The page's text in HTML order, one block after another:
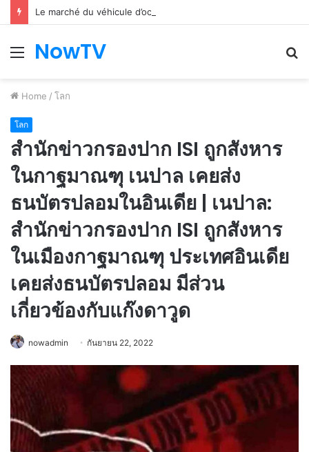
Le marché du véhicule d’occasion en plein essor
Menu
NowTV
Home / โลก
โลก
สำนักข่าวกรองปาก ISI ถูกสังหาร
ในกาฐมาณฑุ เนปาล เคยส่ง
ธนบัตรปลอมในอินเดีย | เนปาล:
สำนักข่าวกรองปาก ISI ถูกสังหาร
ในเมืองกาฐมาณฑุ ประเทศอินเดีย
เคยส่งธนบัตรปลอม มีส่วน
เกี่ยวข้องกับแก๊งดาวูด
nowadmin กันยายน 22, 2022